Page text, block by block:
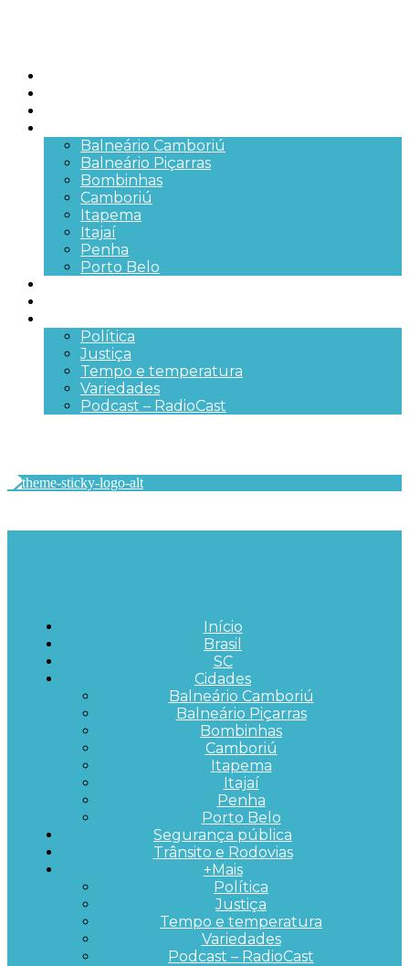
Balneário Camboriú
Balneário Piçarras
Bombinhas
Camboriú
Itapema
Itajaí
Penha
Porto Belo
Política
Justiça
Tempo e temperatura
Variedades
Podcast – RadioCast
Início
Brasil
SC
Cidades
Balneário Camboriú
Balneário Piçarras
Bombinhas
Camboriú
Itapema
Itajaí
Penha
Porto Belo
Segurança pública
Trânsito e Rodovias
+Mais
Política
Justiça
Tempo e temperatura
Variedades
Podcast – RadioCast